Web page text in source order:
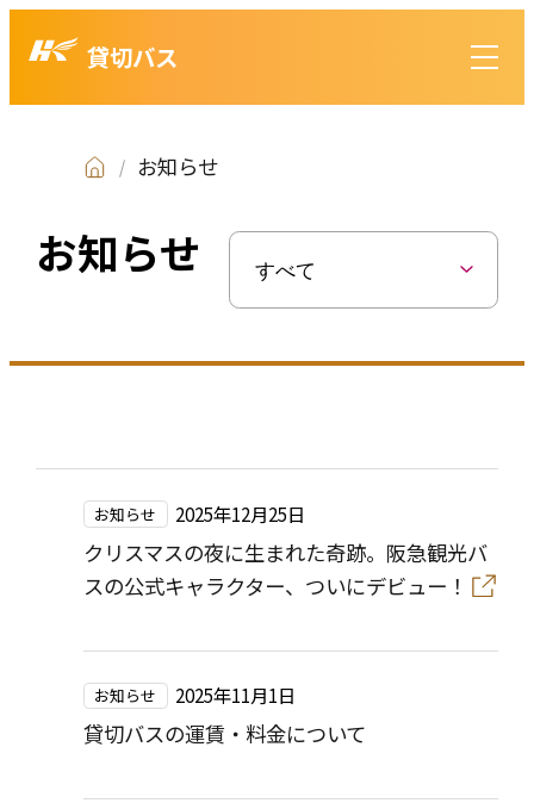
貸切バス
お知らせ
お知らせ
お知らせ 2025年12月25日
クリスマスの夜に生まれた奇跡。阪急観光バ
スの公式キャラクター、ついにデビュー！
お知らせ 2025年11月1日
貸切バスの運賃・料金について